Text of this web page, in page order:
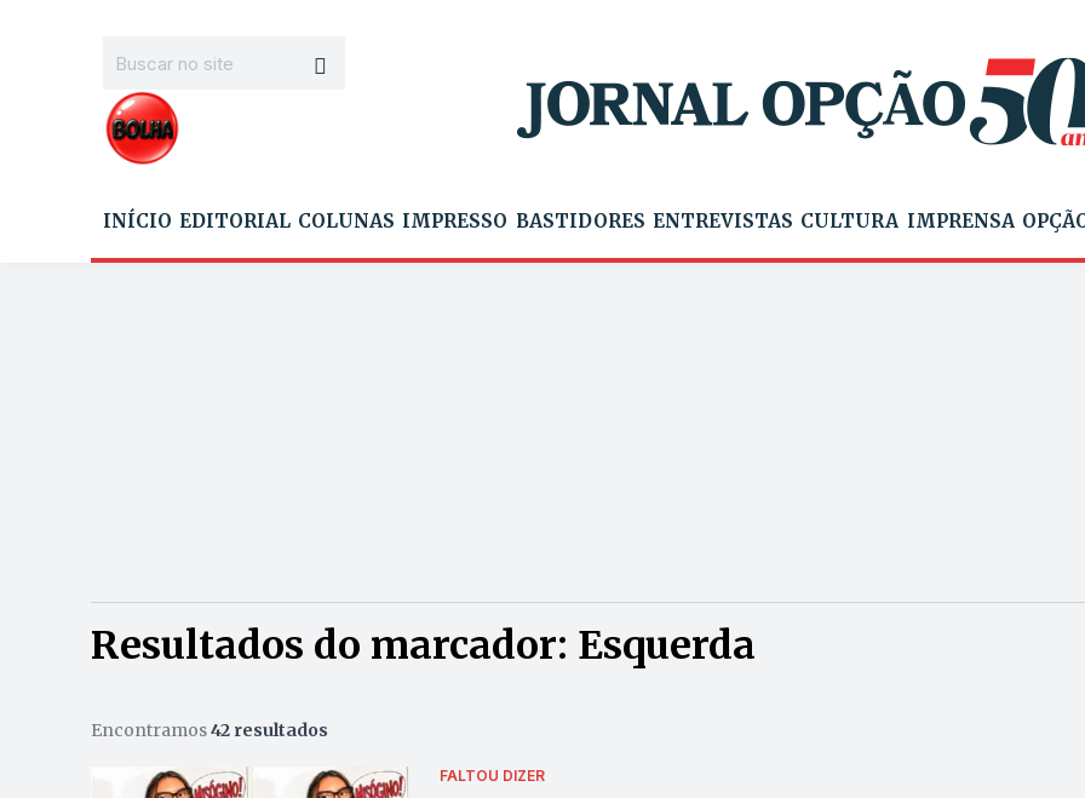
INÍCIO EDITORIAL COLUNAS IMPRESSO BASTIDORES ENTREVISTAS CULTURA IMPRENSA
Resultados do marcador: Esquerda
Encontramos42 resultados
FALTOU DIZER